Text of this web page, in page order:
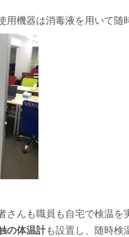
用機器は消毒液を用いて随
さんも職員も自宅で検温を
の体温計も設置し、随時検